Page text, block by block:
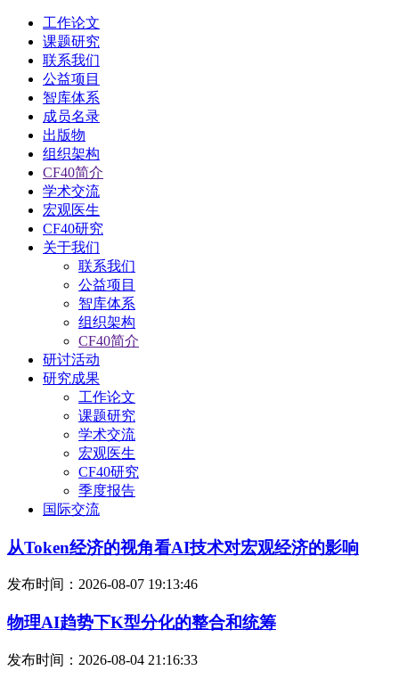
工作论文
课题研究
联系我们
公益项目
智库体系
成员名录
出版物
组织架构
CF40简介
学术交流
宏观医生
CF40研究
关于我们
联系我们
公益项目
智库体系
组织架构
CF40简介
研讨活动
研究成果
工作论文
课题研究
学术交流
宏观医生
CF40研究
季度报告
国际交流
从Token经济的视角看AI技术对宏观经济的影响
发布时间：2026-08-07 19:13:46
物理AI趋势下K型分化的整合和统筹
发布时间：2026-08-04 21:16:33